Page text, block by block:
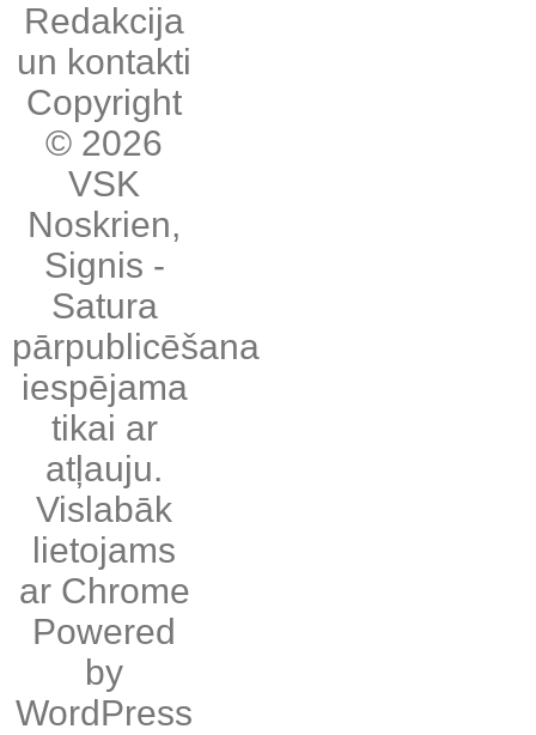
Redakcija
un kontakti
Copyright
© 2026
VSK
Noskrien,
Signis -
Satura
pārpublicēšana
iespējama
tikai ar
atļauju.
Vislabāk
lietojams
ar Chrome
Powered
by
WordPress